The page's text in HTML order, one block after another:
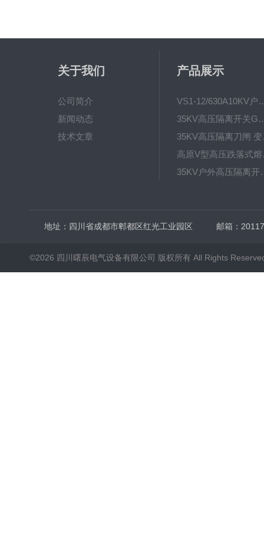
关于我们
公司简介
新闻动态
技术文章
产品展示
VS1-12/630A10KV
35KV高压隔离开关
高
35KV户外
地址：四川省成都市郫都区红光工业园区 邮箱：
©2026 四川曙辰电气设备有限公司 版权所有 All Rights